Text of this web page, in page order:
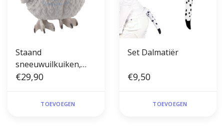
Staand
sneeuwuilkuiken,
handgeschilderd
€29,90
TOEVOEGEN
Set Dalmatiër
€9,50
TOEVOEGEN